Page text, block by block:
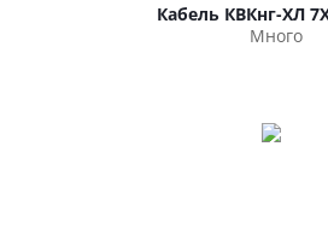
Кабель КВКнг-ХЛ
Много